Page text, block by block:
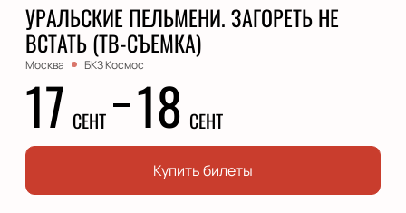
УРАЛЬСКИЕ ПЕЛЬМЕНИ. ЗАГОРЕТЬ НЕ
ВСТАТЬ (ТВ-СЪЕМКА)
Москва БКЗ Космос
17 СЕНТ 18 СЕНТ
Купить билеты